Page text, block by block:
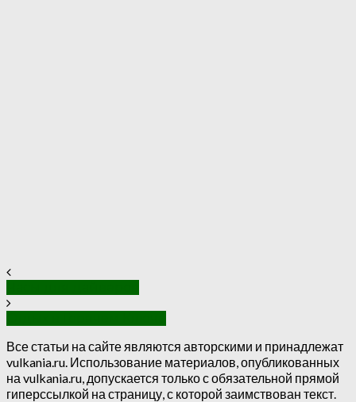
Все статьи на сайте являются авторскими и принадлежат
vulkania.ru. Использование материалов, опубликованных
на vulkania.ru, допускается только с обязательной прямой
гиперссылкой на страницу, с которой заимствован текст.